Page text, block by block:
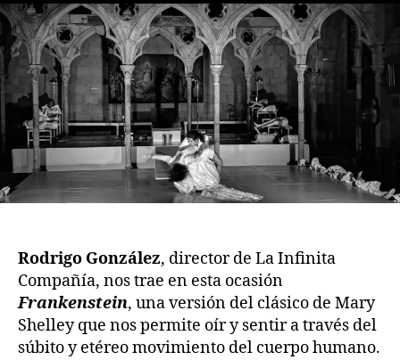
publicación
publicación
Rodrigo González, director de La Infinita
Compañía, nos trae en esta ocasión
Frankenstein, una versión del clásico de Mary
Shelley que nos permite oír y sentir a través del
súbito y etéreo movimiento del cuerpo humano.